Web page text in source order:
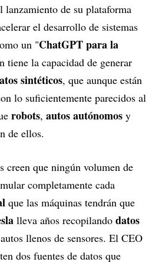
lanzamiento de su plataforma
el desarrollo de sistemas
un "ChatGPT para la
tiene la capacidad de generar
sintéticos, que aunque están
lo suficientemente parecidos al
robots, autos autónomos y
de ellos.
creen que ningún volumen de
completamente cada
que las máquinas tendrán que
lleva años recopilando datos
llenos de sensores. El CEO
dos fuentes de datos que